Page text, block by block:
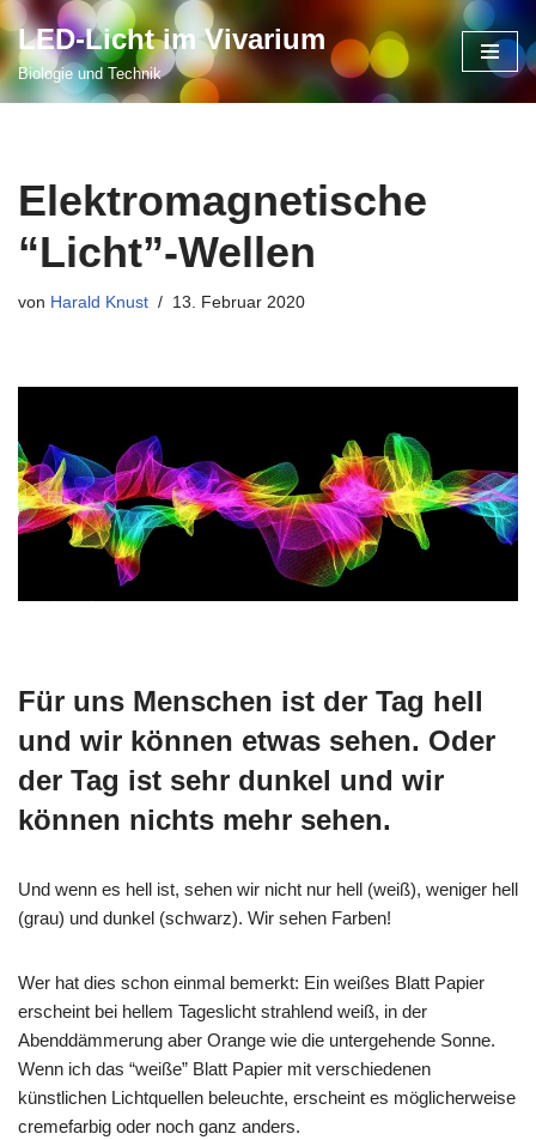
Zum
Inhalt
LED-Licht im Vivarium
Biologie und Technik
Elektromagnetische
“Licht”-Wellen
von Harald Knust 13. Februar 2020
Für uns Menschen ist der Tag hell
und wir können etwas sehen. Oder
der Tag ist sehr dunkel und wir
können nichts mehr sehen.
Und wenn es hell ist, sehen wir nicht nur hell (weiß), weniger hell
(grau) und dunkel (schwarz). Wir sehen Farben!
Wer hat dies schon einmal bemerkt: Ein weißes Blatt Papier
erscheint bei hellem Tageslicht strahlend weiß, in der
Abenddämmerung aber Orange wie die untergehende Sonne.
Wenn ich das “weiße” Blatt Papier mit verschiedenen
künstlichen Lichtquellen beleuchte, erscheint es möglicherweise
cremefarbig oder noch ganz anders.